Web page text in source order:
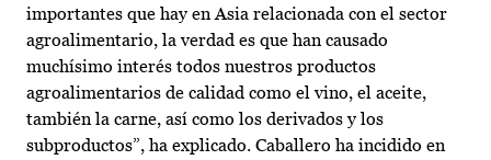
importantes que hay en Asia relacionada con el sector
agroalimentario, la verdad es que han causado
muchísimo interés todos nuestros productos
agroalimentarios de calidad como el vino, el aceite,
también la carne, así como los derivados y los
subproductos”, ha explicado. Caballero ha incidido en